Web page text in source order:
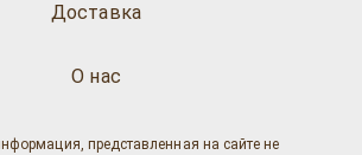
О нас
Доставка
представленная на сайте не